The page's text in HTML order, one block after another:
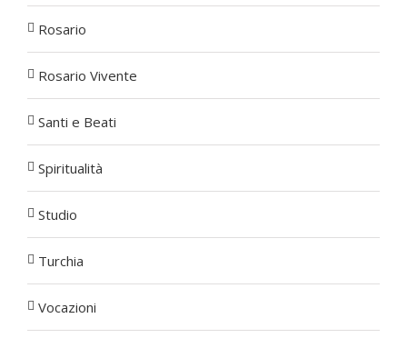
Rosario
Rosario Vivente
Santi e Beati
Spiritualità
Studio
Turchia
Vocazioni